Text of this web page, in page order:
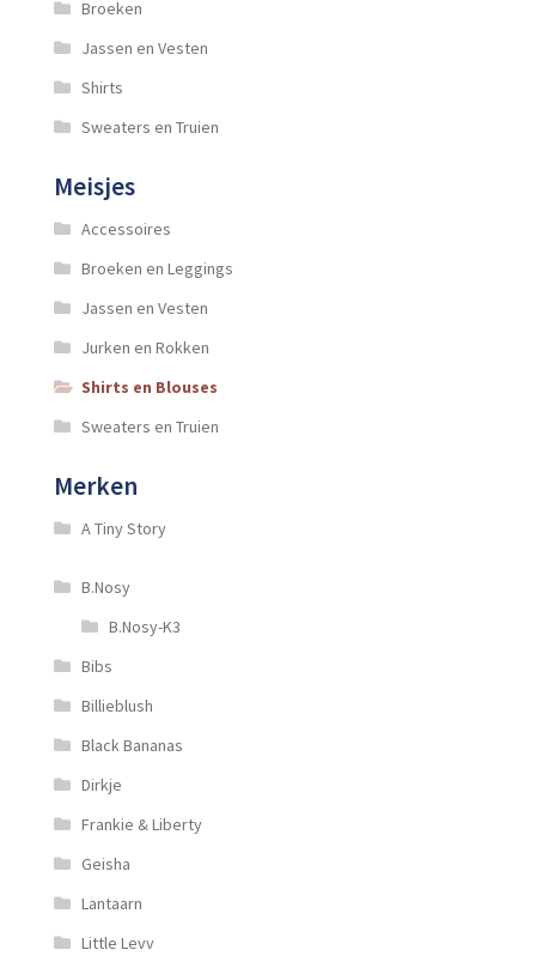
Broeken
Jassen en Vesten
Shirts
Sweaters en Truien
Meisjes
Accessoires
Broeken en Leggings
Jassen en Vesten
Jurken en Rokken
Shirts en Blouses
Sweaters en Truien
Merken
A Tiny Story
B.Nosy
B.Nosy-K3
Bibs
Billieblush
Black Bananas
Dirkje
Frankie & Liberty
Geisha
Lantaarn
Little Levv